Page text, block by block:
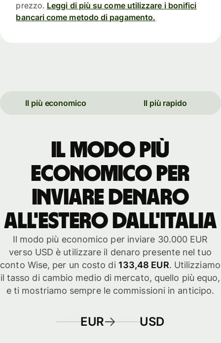
prezzo. Leggi di più su come utilizzare i bonifici
bancari come metodo di pagamento.
Il più economico Il più rapido
Il modo più
economico per
inviare denaro
all'estero dall'Italia
Il modo più economico per inviare 30.000 EUR
verso USD è utilizzare il denaro presente nel tuo
conto Wise, per un costo di 133,48 EUR. Utilizziamo
il tasso di cambio medio di mercato, quello più equo,
e ti mostriamo sempre le commissioni in anticipo.
EUR USD